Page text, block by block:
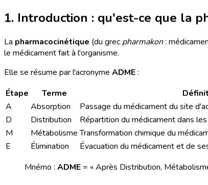
1. Introduction : qu'est-ce que la
La pharmacocinétique (du grec pharmakon:
le médicament fait à l'organisme.
Elle se résume par l'acronyme ADME:
Étape
Terme
A
Absorption
Passage du médicament du site
D
Distribution
Répartition du médicament dans
M
Métabolisme Transformation chimique du
E
Élimination
Évacuation du médicament et de
Mnémo : ADME= « Après Distribution,